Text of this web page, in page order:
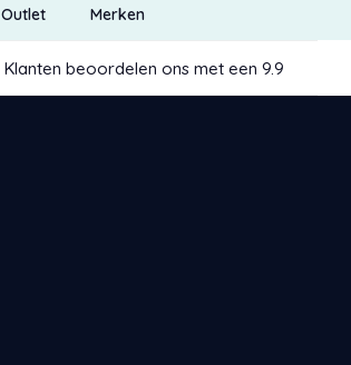
Outlet Merken
Klanten beoordelen ons met een 9.9